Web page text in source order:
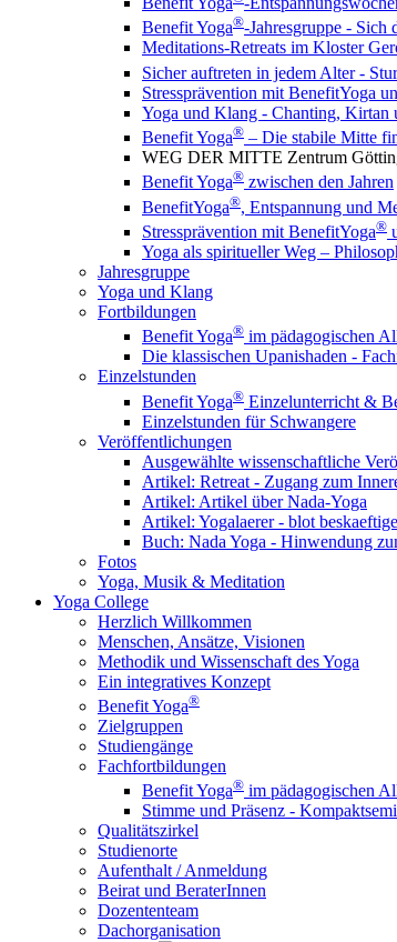
Benefit Yoga®-Jahresgruppe - Sich
Meditations-Retreats im Kloster
Sicher auftreten in jedem Alter -
Stressprävention mit BenefitYoga
Yoga und Klang - Chanting, Kirtan
Benefit Yoga® – Die stabile Mitte
WEG DER MITTE Zentrum
Benefit Yoga® zwischen den Jahren
BenefitYoga®, Entspannung und
Stressprävention mit BenefitYoga®
Yoga als spiritueller Weg –
Jahresgruppe
Yoga und Klang
Fortbildungen
Benefit Yoga® im pädagogischen
Die klassischen Upanishaden -
Einzelstunden
Benefit Yoga® Einzelunterricht &
Einzelstunden für Schwangere
Veröffentlichungen
Ausgewählte wissenschaftliche
Artikel: Retreat - Zugang zum
Artikel: Artikel über Nada-Yoga
Artikel: Yogalaerer - blot
Buch: Nada Yoga - Hinwendung
Fotos
Yoga, Musik & Meditation
Yoga College
Herzlich Willkommen
Menschen, Ansätze, Visionen
Methodik und Wissenschaft des Yoga
Ein integratives Konzept
Benefit Yoga®
Zielgruppen
Studiengänge
Fachfortbildungen
Benefit Yoga® im pädagogischen
Stimme und Präsenz -
Qualitätszirkel
Studienorte
Aufenthalt / Anmeldung
Beirat und BeraterInnen
Dozententeam
Dachorganisation